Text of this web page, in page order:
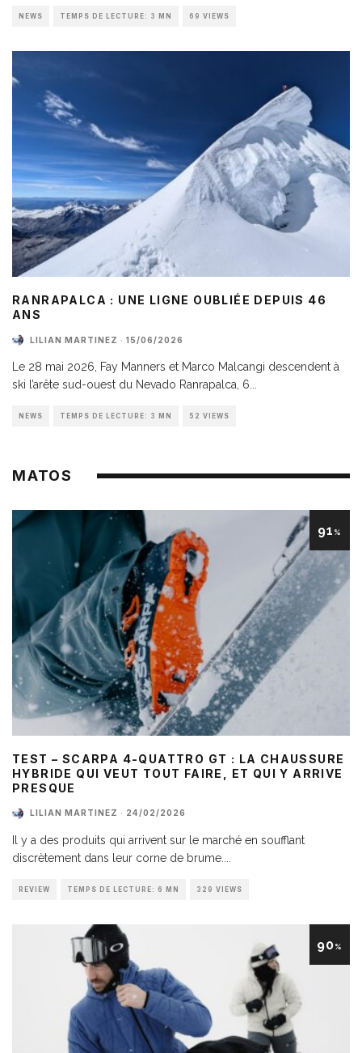
NEWS TEMPS DE LECTURE: 3 MN 69 VIEWS
RANRAPALCA : UNE LIGNE OUBLIÉE DEPUIS 46
ANS
LILIAN MARTINEZ · 15/06/2026
Le 28 mai 2026, Fay Manners et Marco Malcangi descendent à
ski l’arête sud-ouest du Nevado Ranrapalca, 6
NEWS TEMPS DE LECTURE: 3 MN 52 VIEWS
MATOS
91 %
TEST – SCARPA 4-QUATTRO GT : LA CHAUSSURE
HYBRIDE QUI VEUT TOUT FAIRE, ET QUI Y ARRIVE
PRESQUE
LILIAN MARTINEZ · 24/02/2026
Il y a des produits qui arrivent sur le marché en soufflant
discrètement dans leur corne de brume.
REVIEW TEMPS DE LECTURE: 6 MN 329 VIEWS
90%